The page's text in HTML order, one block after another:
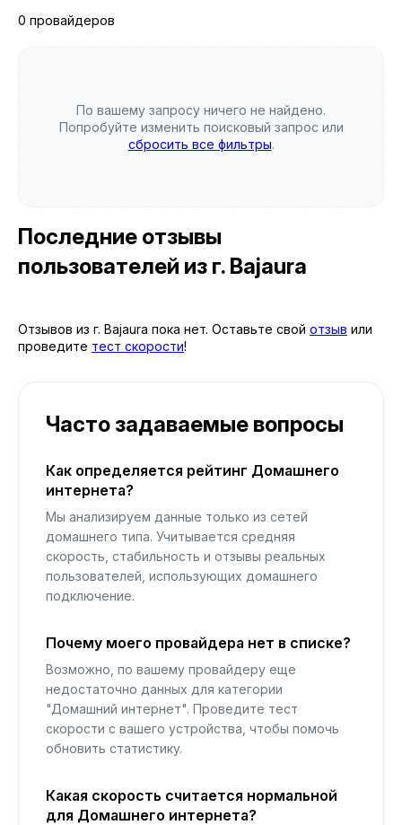
0 провайдеров
По вашему запросу ничего не найдено.
Попробуйте изменить поисковый запрос или
сбросить все фильтры.
Последние отзывы
пользователей из г. Bajaura
Отзывов из г. Bajaura пока нет. Оставьте свой отзыв или
проведите тест скорости!
Часто задаваемые вопросы
Как определяется рейтинг Домашнего
интернета?
Мы анализируем данные только из сетей
домашнего типа. Учитывается средняя
скорость, стабильность и отзывы реальных
пользователей, использующих домашнего
подключение.
Почему моего провайдера нет в списке?
Возможно, по вашему провайдеру еще
недостаточно данных для категории
"Домашний интернет". Проведите тест
скорости с вашего устройства, чтобы помочь
обновить статистику.
Какая скорость считается нормальной
для Домашнего интернета?